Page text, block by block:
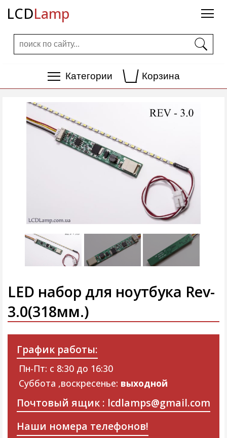
LCDLamp
Категории Корзина
LED набор для ноутбука Rev-
3.0(318мм.)
График работы:
Пн-Пт: с 8:30 до 16:30
Суббота ,воскресенье: выходной
Почтовый ящик : lcdlamps@gmail.com
Наши номера телефонов!